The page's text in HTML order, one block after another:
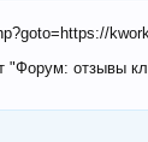
"Форум: отзывы